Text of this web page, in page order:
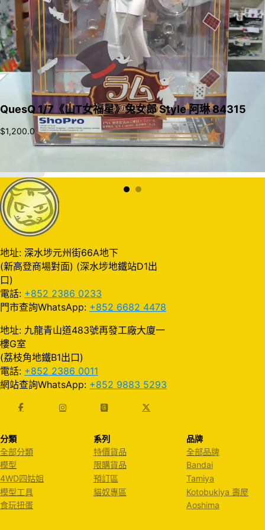
QuesQ 1/7《山T女福星》兔女郎 Style 阿琳 84315
$1,200.0
地址: 深水埗元州街66A地下
(新高登商場對面) (深水埗地鐵站D1出
口)
電話: +852 2386 0233
門市查詢WhatsApp: +852 6682 4478
地址: 九龍青山道483號再發工廠大廈一
樓G室
(荔枝角地鐵B1出口)
電話: +852 2386 0011
網站查詢WhatsApp: +852 9883 5293
分類
全部分類
模型
4WD四姑姐
模型工具
食玩扭蛋
系列
特價貨品
限購貨品
預訂區
貓奴專區
品牌
全部品牌
Bandai
Tamiya
Kotobukiya 壽屋
Aoshima